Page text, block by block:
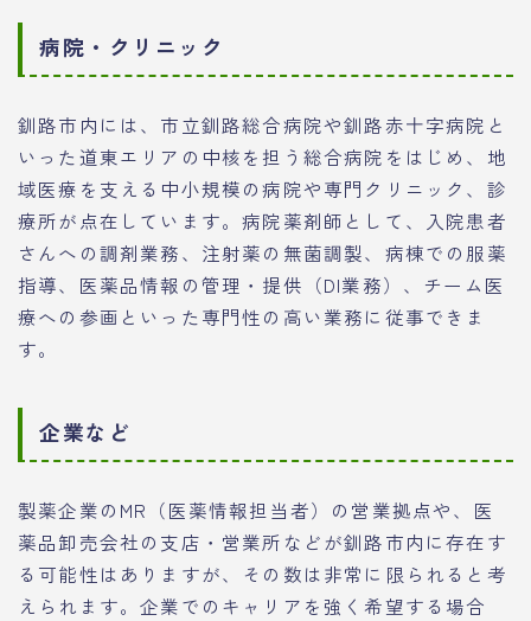
病院・クリニック
釧路市内には、市立釧路総合病院や釧路赤十字病院と
いった道東エリアの中核を担う総合病院をはじめ、地
域医療を支える中小規模の病院や専門クリニック、診
療所が点在しています。病院薬剤師として、入院患者
さんへの調剤業務、注射薬の無菌調製、病棟での服薬
指導、医薬品情報の管理・提供（DI業務）、チーム医
療への参画といった専門性の高い業務に従事できま
す。
企業など
製薬企業のMR（医薬情報担当者）の営業拠点や、医
薬品卸売会社の支店・営業所などが釧路市内に存在す
る可能性はありますが、その数は非常に限られると考
えられます。企業でのキャリアを強く希望する場合